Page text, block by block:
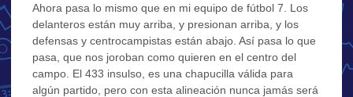
Ahora pasa lo mismo que en mi equipo de fútbol 7. Los
delanteros están muy arriba, y presionan arriba, y los
defensas y centrocampistas están abajo. Así pasa lo que
pasa, que nos joroban como quieren en el centro del
campo. El 433 insulso, es una chapucilla válida para
algún partido, pero con esta alineación nunca jamás será